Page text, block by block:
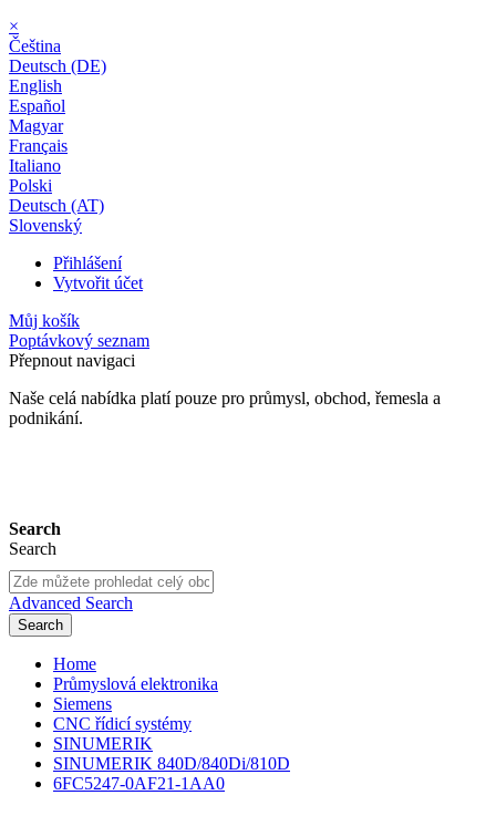
×
Čeština
Deutsch (DE)
English
Español
Magyar
Français
Italiano
Polski
Deutsch (AT)
Slovenský
Přihlášení
Vytvořit účet
Můj košík
Poptávkový seznam
Přepnout navigaci
Naše celá nabídka platí pouze pro průmysl, obchod, řemesla a
podnikání.
Search
Search
Advanced Search
Search
Home
Průmyslová elektronika
Siemens
CNC řídicí systémy
SINUMERIK
SINUMERIK 840D/840Di/810D
6FC5247-0AF21-1AA0